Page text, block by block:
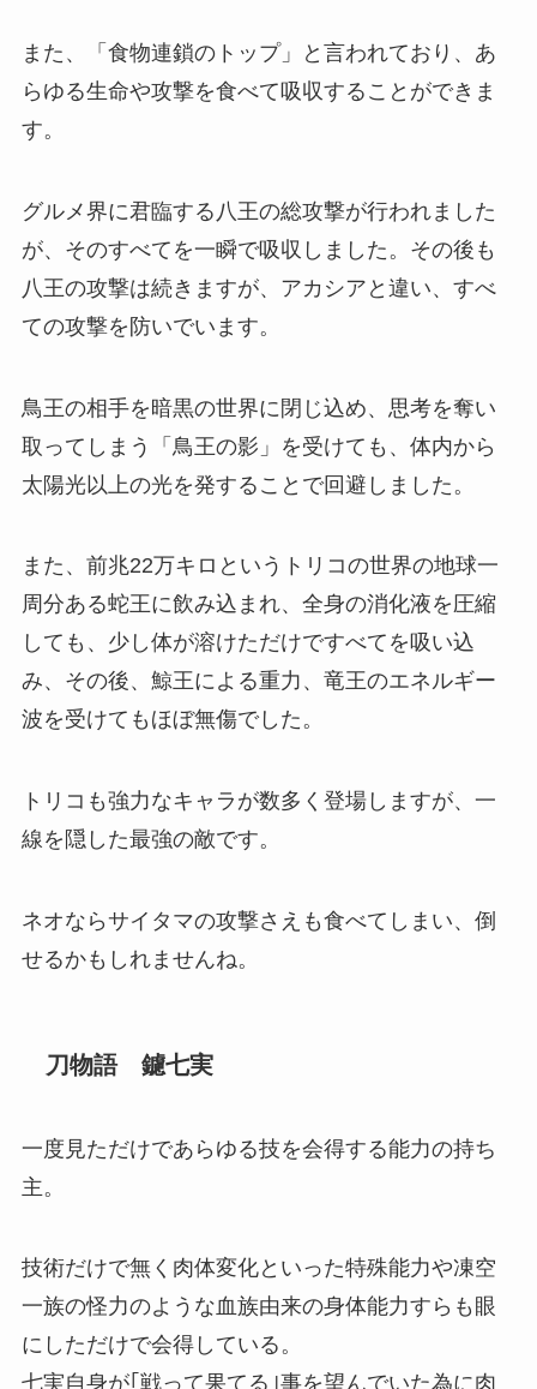
また、「食物連鎖のトップ」と言われており、あ
らゆる生命や攻撃を食べて吸収することができま
す。
グルメ界に君臨する八王の総攻撃が行われました
が、そのすべてを一瞬で吸収しました。その後も
八王の攻撃は続きますが、アカシアと違い、すべ
ての攻撃を防いでいます。
鳥王の相手を暗黒の世界に閉じ込め、思考を奪い
取ってしまう「鳥王の影」を受けても、体内から
太陽光以上の光を発することで回避しました。
また、前兆22万キロというトリコの世界の地球一
周分ある蛇王に飲み込まれ、全身の消化液を圧縮
しても、少し体が溶けただけですべてを吸い込
み、その後、鯨王による重力、竜王のエネルギー
波を受けてもほぼ無傷でした。
トリコも強力なキャラが数多く登場しますが、一
線を隠した最強の敵です。
ネオならサイタマの攻撃さえも食べてしまい、倒
せるかもしれませんね。
刀物語 鑢七実
一度見ただけであらゆる技を会得する能力の持ち
主。
技術だけで無く肉体変化といった特殊能力や凍空
一族の怪力のような血族由来の身体能力すらも眼
にしただけで会得している。
七実自身が｢戦って果てる｣事を望んでいた為に肉